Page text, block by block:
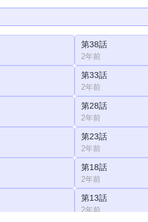
第38話
2年前
第33話
2年前
第28話
2年前
第23話
2年前
第18話
2年前
第13話
2年前